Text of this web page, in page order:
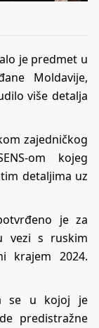
je predmet u
Moldavije,
više detalja
zajedničkog
om kojeg
detaljima uz
je za
vezi s ruskim
krajem 2024.
se u kojoj je
predistražne